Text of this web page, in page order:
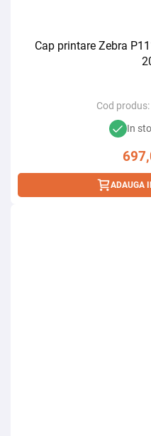
Cap printare Zebra
Cod produs:
In
ADAUGA